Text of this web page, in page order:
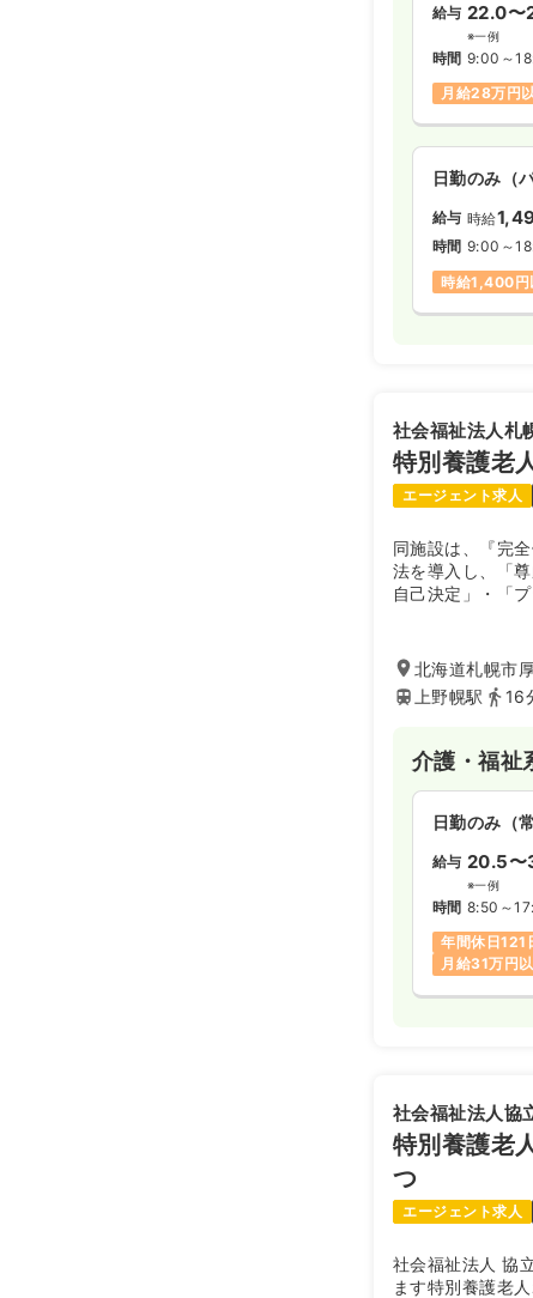
給与 22.0〜
※一例
時間 9:00～
月給28万円
日勤のみ（
給与 時給
時間 9:00～
時給1,400円
社会福祉法人札
特別養護老
エージェント求人
同施設は、『完
法を導入し、「
自己決定」・「
北海道札幌市
上野幌駅
16
介護・福祉
日勤のみ（
給与 20.5〜
※一例
時間 8:50～
年間休日121
月給31万円
社会福祉法人協
特別養護老
つ
エージェント求人
社会福祉法人 協
ます特別養護老人